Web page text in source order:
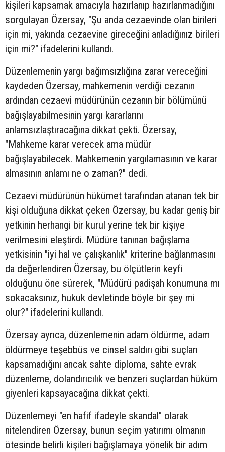
kişileri kapsamak amacıyla hazırlanıp hazırlanmadığını
sorgulayan Özersay, "Şu anda cezaevinde olan birileri
için mi, yakında cezaevine gireceğini anladığınız birileri
için mi?" ifadelerini kullandı.
Düzenlemenin yargı bağımsızlığına zarar vereceğini
kaydeden Özersay, mahkemenin verdiği cezanın
ardından cezaevi müdürünün cezanın bir bölümünü
bağışlayabilmesinin yargı kararlarını
anlamsızlaştıracağına dikkat çekti. Özersay,
"Mahkeme karar verecek ama müdür
bağışlayabilecek. Mahkemenin yargılamasının ve karar
almasının anlamı ne o zaman?" dedi.
Cezaevi müdürünün hükümet tarafından atanan tek bir
kişi olduğuna dikkat çeken Özersay, bu kadar geniş bir
yetkinin herhangi bir kurul yerine tek bir kişiye
verilmesini eleştirdi. Müdüre tanınan bağışlama
yetkisinin "iyi hal ve çalışkanlık" kriterine bağlanmasını
da değerlendiren Özersay, bu ölçütlerin keyfi
olduğunu öne sürerek, "Müdürü padişah konumuna mı
sokacaksınız, hukuk devletinde böyle bir şey mi
olur?" ifadelerini kullandı.
Özersay ayrıca, düzenlemenin adam öldürme, adam
öldürmeye teşebbüs ve cinsel saldırı gibi suçları
kapsamadığını ancak sahte diploma, sahte evrak
düzenleme, dolandırıcılık ve benzeri suçlardan hüküm
giyenleri kapsayacağına dikkat çekti.
Düzenlemeyi "en hafif ifadeyle skandal" olarak
nitelendiren Özersay, bunun seçim yatırımı olmanın
ötesinde belirli kişileri bağışlamaya yönelik bir adım